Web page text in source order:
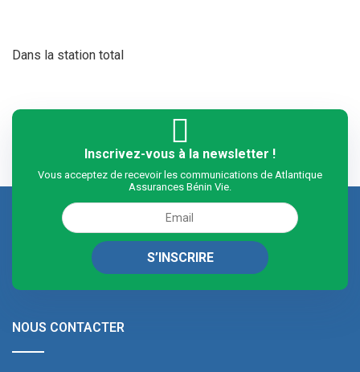
Dans la station total
Inscrivez-vous à la newsletter !
Vous acceptez de recevoir les communications de Atlantique
Assurances Bénin Vie.
NOUS CONTACTER